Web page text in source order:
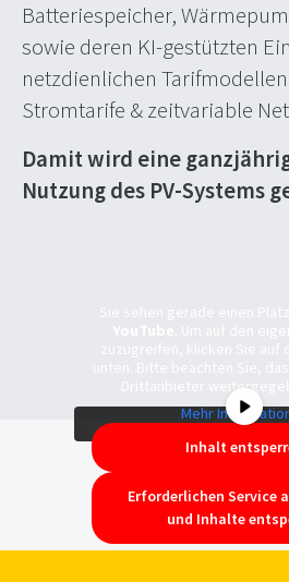
Batteriespeicher,
sowie deren KI-gestützten
netzdienlichen
Stromtarife & zeitvariable
Damit wird eine
Nutzung des PV-Systems
Drittanbieter
Mehr
Inhalt
Erforderlichen Service
und Inhalte